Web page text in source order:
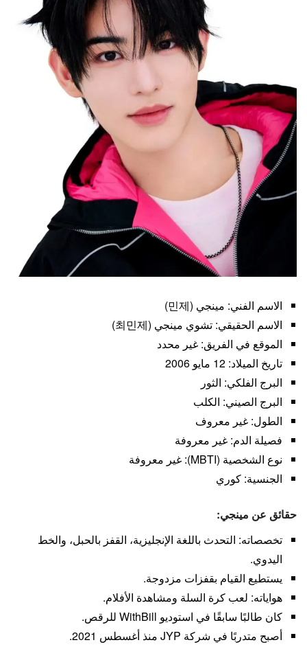
الاسم الفني: مينجي (민제)
الاسم الحقيقي: تشوي مينجي (최민제)
الموقع في الفريق: غير محدد
تاريخ الميلاد: 12 مايو 2006
البرج الفلكي: الثور
البرج الصيني: الكلب
الطول: غير معروف
فصيلة الدم: غير معروفة
نوع الشخصية (MBTI): غير معروفة
الجنسية: كوري
حقائق عن مينجي:
تخصصاته: التحدث باللغة الإنجليزية، القفز بالحبل، والخط
اليدوي.
يستطيع القيام بقفزات مزدوجة.
هواياته: لعب كرة السلة ومشاهدة الأفلام.
كان طالبًا سابقًا في استوديو WithBill للرقص.
أصبح متدربًا في شركة JYP منذ أغسطس 2021.